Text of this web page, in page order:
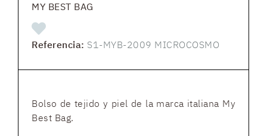
MY BEST BAG
Referencia: S1-MYB-2009 MICROCOSMO
Bolso de tejido y piel de la marca italiana My
Best Bag.